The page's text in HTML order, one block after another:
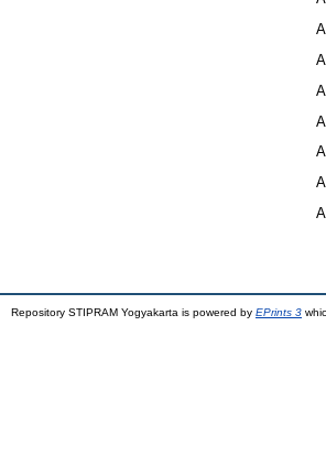
Repository STIPRAM Yogyakarta is powered by EPrints 3